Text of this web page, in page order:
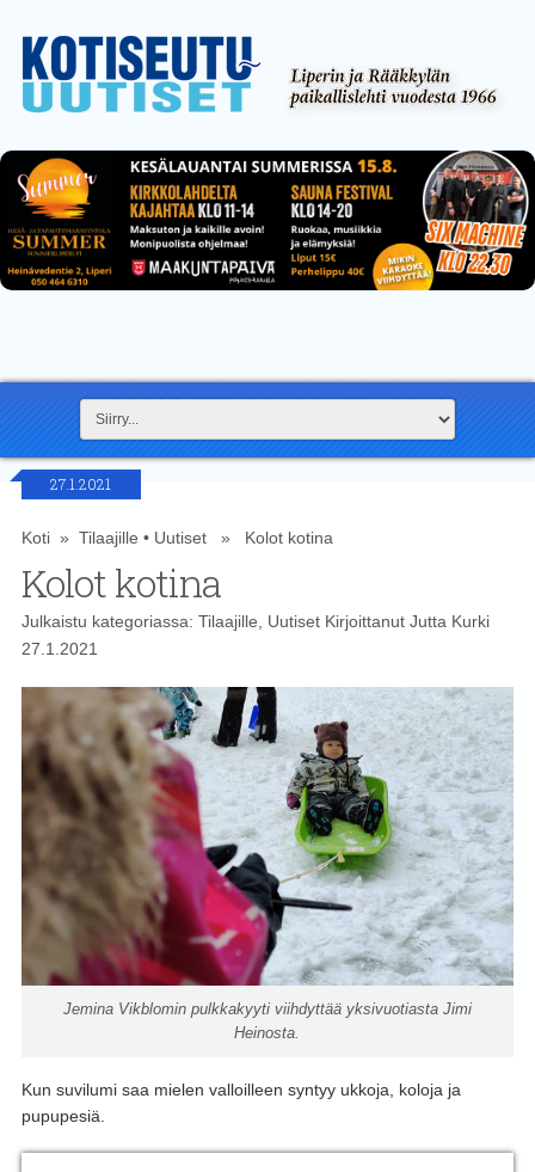
27.1.2021
Koti» Tilaajille • Uutiset» Kolot kotina
Kolot kotina
Julkaistu kategoriassa: Tilaajille, UutisetKirjoittanut Jutta Kurki
27.1.2021
Jemina Vikblomin pulkkakyyti viihdyttää yksivuotiasta Jimi
Heinosta.
Kun suvilumi saa mielen valloilleen syntyy ukkoja, koloja ja
pupupesiä.